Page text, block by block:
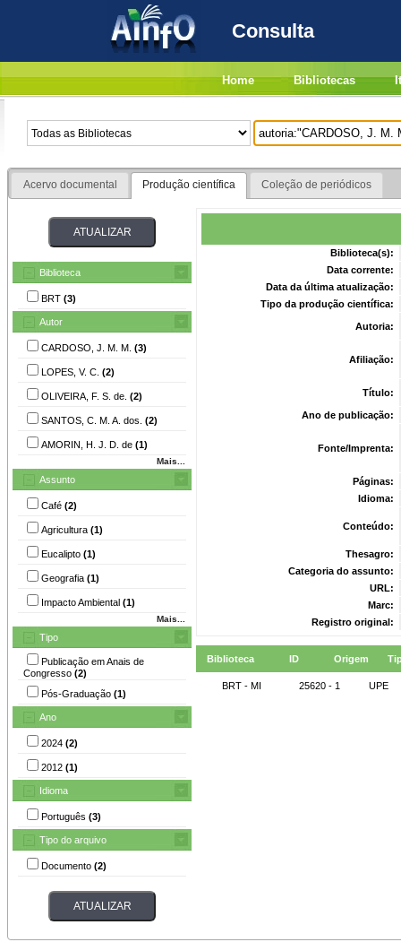
Consulta
Home Bibliotecas
Acervo documental Produção científica Coleção de periódicos
Biblioteca
BRT (3)
Autor
CARDOSO, J. M. M. (3)
LOPES, V. C. (2)
OLIVEIRA, F. S. de. (2)
SANTOS, C. M. A. dos. (2)
AMORIN, H. J. D. de (1)
Mais...
Assunto
Café (2)
Agricultura (1)
Eucalipto (1)
Geografia (1)
Impacto Ambiental (1)
Mais...
Tipo
Publicação em Anais de
Congresso (2)
Pós-Graduação (1)
Ano
2024 (2)
2012 (1)
Idioma
Português (3)
Tipo do arquivo
Documento (2)
Biblioteca(s):
Data corrente:
Data da última atualização:
Tipo da produção científica:
Autoria:
Afiliação:
Título:
Ano de publicação:
Fonte/Imprenta:
Páginas:
Idioma:
Conteúdo:
Thesagro:
Categoria do assunto:
URL:
Marc:
Registro original:
Biblioteca ID Origem
BRT - MI 25620 - 1 UPE